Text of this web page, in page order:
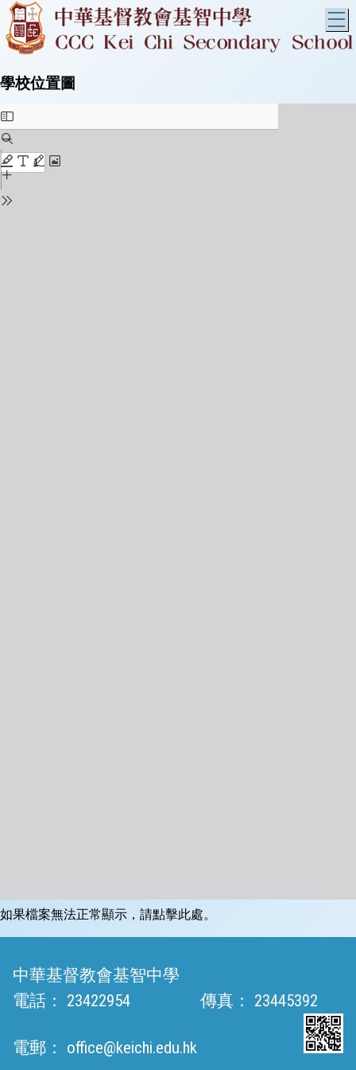
學校位置圖
如果檔案無法正常顯示，請點擊此處。
中華基督教會基智中學
電話：
23422954 傳真： 23445392
電郵： office@keichi.edu.hk